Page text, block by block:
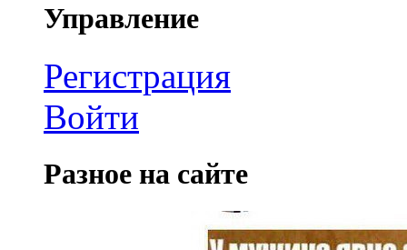
Управление
Регистрация
Войти
Разное на сайте